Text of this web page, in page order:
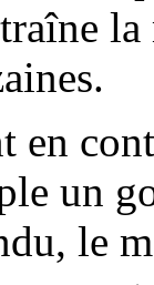
en
un
le